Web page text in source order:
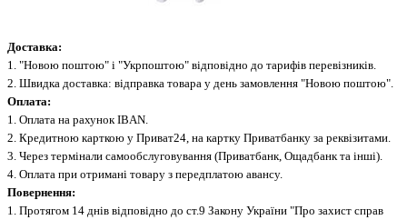
Доставка:
1. "Новою поштою" і "Укрпоштою" відповідно до тарифів перевізників.
2. Швидка доставка: відправка товара у день замовлення "Новою поштою".
Оплата:
1. Оплата на рахунок IBAN.
2. Кредитною карткою у Приват24, на картку Приватбанку за реквізитами.
3. Через термінали самообслуговування (Приватбанк, Ощадбанк та інші).
4. Оплата при отримані товару з передплатою авансу.
Повернення:
1. Протягом 14 днів відповідно до ст.9 Закону України "Про захист справ